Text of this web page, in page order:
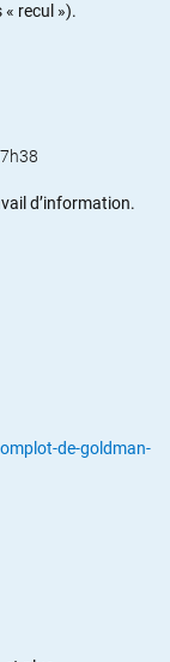
« recul »).
d’information.
de-goldman-